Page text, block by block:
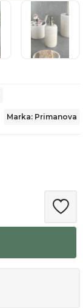
Marka: Primanova